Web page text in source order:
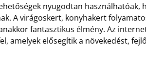
nyugodtan használhatóak,
A virágoskert, konyhakert
fantasztikus élmény. Az
amelyek elősegítik a növekedést,